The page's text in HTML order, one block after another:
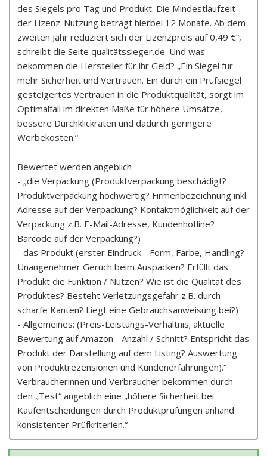
des Siegels pro Tag und Produkt. Die Mindestlaufzeit
der Lizenz-Nutzung beträgt hierbei 12 Monate. Ab dem
zweiten Jahr reduziert sich der Lizenzpreis auf 0,49 €“,
schreibt die Seite qualitätssieger.de. Und was
bekommen die Hersteller für ihr Geld? „Ein Siegel für
mehr Sicherheit und Vertrauen. Ein durch ein Prüfsiegel
gesteigertes Vertrauen in die Produktqualität, sorgt im
Optimalfall im direkten Maße für höhere Umsätze,
bessere Durchklickraten und dadurch geringere
Werbekosten.“
Bewertet werden angeblich
- „die Verpackung (Produktverpackung beschädigt?
Produktverpackung hochwertig? Firmenbezeichnung inkl.
Adresse auf der Verpackung? Kontaktmöglichkeit auf der
Verpackung z.B. E-Mail-Adresse, Kundenhotline?
Barcode auf der Verpackung?)
- das Produkt (erster Eindruck - Form, Farbe, Handling?
Unangenehmer Geruch beim Auspacken? Erfüllt das
Produkt die Funktion / Nutzen? Wie ist die Qualität des
Produktes? Besteht Verletzungsgefahr z.B. durch
scharfe Kanten? Liegt eine Gebrauchsanweisung bei?)
- Allgemeines: (Preis-Leistungs-Verhältnis; aktuelle
Bewertung auf Amazon - Anzahl / Schnitt? Entspricht das
Produkt der Darstellung auf dem Listing? Auswertung
von Produktrezensionen und Kundenerfahrungen).“
Verbraucherinnen und Verbraucher bekommen durch
den „Test“ angeblich eine „höhere Sicherheit bei
Kaufentscheidungen durch Produktprüfungen anhand
konsistenter Prüfkriterien.“